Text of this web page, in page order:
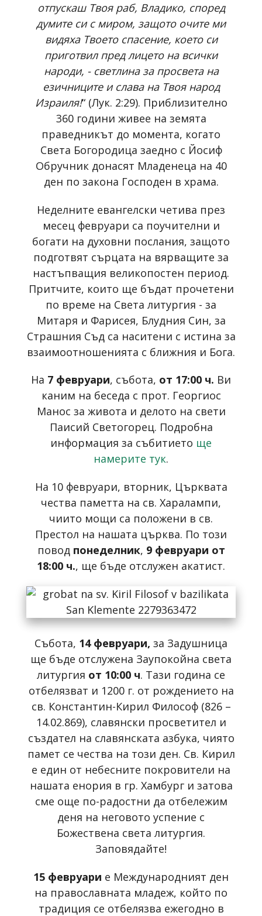
отпускаш Твоя раб, Владико, според
думите си с миром, защото очите ми
видяха Твоето спасение, което си
приготвил пред лицето на всички
народи, - светлина за просвета на
езичниците и слава на Твоя народ
Израиля!“ (Лук. 2:29). Приблизително
360 години живее на земята
праведникът до момента, когато
Света Богородица заедно с Йосиф
Обручник донасят Младенеца на 40
ден по закона Господен в храма.
Неделните евангелски четива през
месец февруари са поучителни и
богати на духовни послания, защото
подготвят сърцата на вярващите за
настъпващия великопостен период.
Притчите, които ще бъдат прочетени
по време на Света литургия - за
Митаря и Фарисея, Блудния Син, за
Страшния Съд са наситени с истина за
взаимоотношенията с ближния и Бога.
На 7 февруари, събота, от 17:00 ч. Ви
каним на беседа с прот. Георгиос
Манос за живота и делото на свети
Паисий Светогорец. Подробна
информация за събитието ще
намерите тук.
На 10 февруари, вторник, Църквата
чества паметта на св. Харалампи,
чиито мощи са положени в св.
Престол на нашата църква. По този
повод понеделник, 9 февруари от
18:00 ч., ще бъде отслужен акатист.
Събота, 14 февруари, за Задушница
ще бъде отслужена Заупокойна света
литургия от 10:00 ч. Тази година се
отбелязват и 1200 г. от рождението на
св. Константин-Кирил Философ (826 –
14.02.869), славянски просветител и
създател на славянската азбука, чиято
памет се чества на този ден. Св. Кирил
е един от небесните покровители на
нашата енория в гр. Хамбург и затова
сме още по-радостни да отбележим
деня на неговото успение с
Божествена света литургия.
Заповядайте!
15 февруари е Международният ден
на православната младеж, който по
традиция се отбелязва ежегодно в